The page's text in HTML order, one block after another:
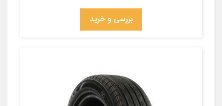
بررسی و خرید